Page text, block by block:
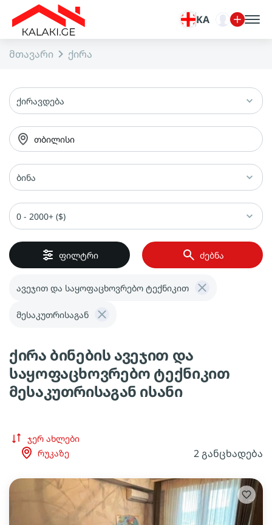
KA
მთავარი ქირა
ქირავდება
თბილისი
ბინა
0 - 2000+ ($)
ფილტრი ძებნა
ავეჯით და საყოფაცხოვრებო ტექნიკით
მესაკუთრისაგან
ქირა ბინების ავეჯით და
საყოფაცხოვრებო ტექნიკით
მესაკუთრისაგან ისანი
ჯერ ახლები
რუკაზე
2 განცხადება